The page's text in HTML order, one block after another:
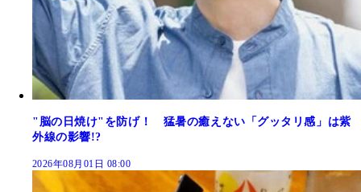
"脳の日焼け"を防げ！ 猛暑の癒えない「グッタリ感」は紫
外線の影響!?
2026年08月01日 08:00